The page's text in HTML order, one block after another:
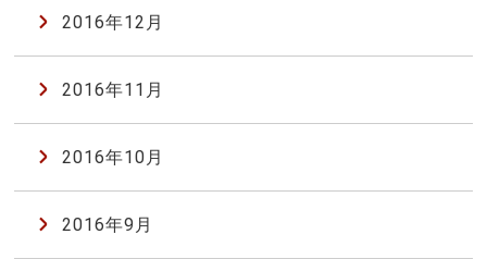
2016年12月
2016年11月
2016年10月
2016年9月